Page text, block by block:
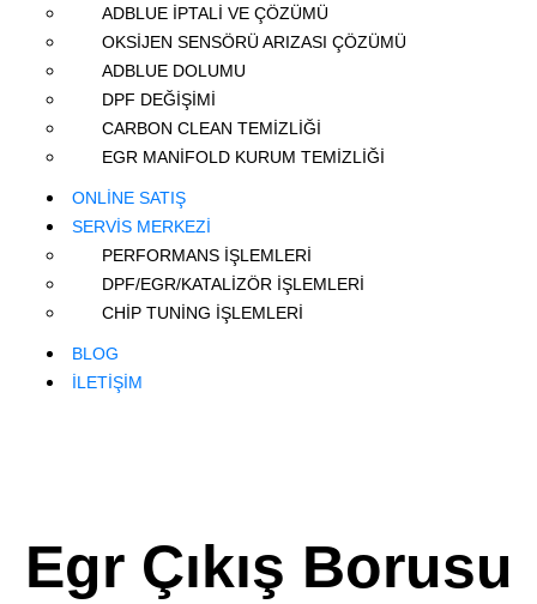
ADBLUE İPTALİ VE ÇÖZÜMÜ
OKSİJEN SENSÖRÜ ARIZASI ÇÖZÜMÜ
ADBLUE DOLUMU
DPF DEĞİŞİMİ
CARBON CLEAN TEMİZLİĞİ
EGR MANİFOLD KURUM TEMİZLİĞİ
ONLİNE SATIŞ
SERVİS MERKEZİ
PERFORMANS İŞLEMLERİ
DPF/EGR/KATALİZÖR İŞLEMLERİ
CHİP TUNİNG İŞLEMLERİ
BLOG
İLETİŞİM
Egr Çıkış Borusu